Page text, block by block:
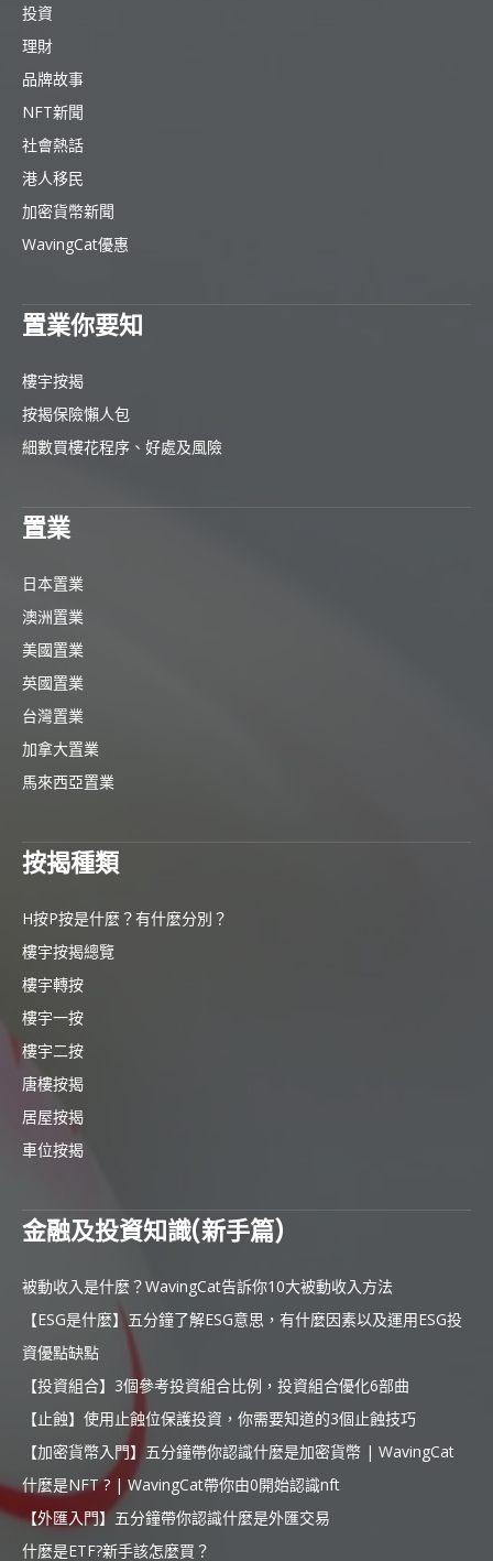
投資
理財
品牌故事
NFT新聞
社會熱話
港人移民
加密貨幣新聞
WavingCat優惠
置業你要知
樓宇按揭
按揭保險懶人包
細數買樓花程序、好處及風險
置業
日本置業
澳洲置業
美國置業
英國置業
台灣置業
加拿大置業
馬來西亞置業
按揭種類
H按P按是什麼？有什麼分別？
樓宇按揭總覽
樓宇轉按
樓宇一按
樓宇二按
唐樓按揭
居屋按揭
車位按揭
金融及投資知識(新手篇)
被動收入是什麼？WavingCat告訴你10大被動收入方法
【ESG是什麼】五分鐘了解ESG意思，有什麼因素以及運用ESG投
資優點缺點
【投資組合】3個參考投資組合比例，投資組合優化6部曲
【止蝕】使用止蝕位保護投資，你需要知道的3個止蝕技巧
【加密貨幣入門】五分鐘帶你認識什麼是加密貨幣 | WavingCat
什麼是NFT ? | WavingCat帶你由0開始認識nft
【外匯入門】五分鐘帶你認識什麼是外匯交易
什麼是ETF?新手該怎麼買？